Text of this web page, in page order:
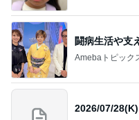
闘病生活や支
Amebaトピック
2026/07/